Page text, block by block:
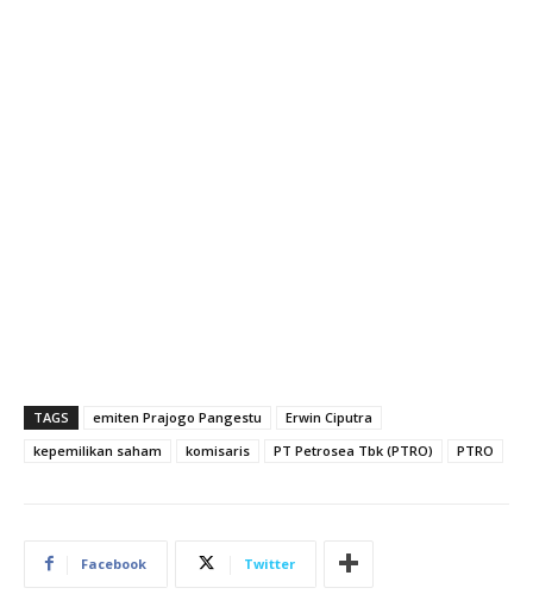
TAGS emiten Prajogo Pangestu
Erwin Ciputra
kepemilikan saham
komisaris PT Petrosea Tbk (PTRO) PTRO
Facebook Twitter